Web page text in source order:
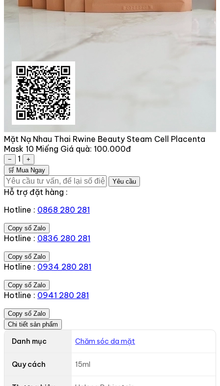
Mặt Nạ Nhau Thai Rwine Beauty Steam Cell Placenta
Mask 10 Miếng Giá quà: 100.000đ
− 1
+
🛒 Mua Ngay
Yêu cầu
Hỗ trợ đặt hàng :
Hotline : 0868 280 281
Copy số Zalo
Hotline : 0836 280 281
Copy số Zalo
Hotline : 0934 280 281
Copy số Zalo
Hotline : 0941 280 281
Copy số Zalo
Chi tiết sản phẩm
Danh mục Chăm sóc da mặt
Quy cách 15ml